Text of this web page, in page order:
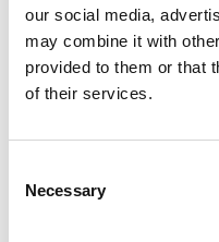
our social media,
may combine it with
provided to them or that
of their services.
Selection
Necessary
het product, maar u betaalt
aan u levert. HTC zorgt
onderhoud, herinzet en
presteert als net na levering.
prestatie af in de vorm van
service en onderhoud wordt